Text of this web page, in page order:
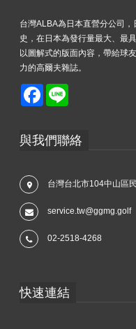
台灣ALBA為日本直營分公司
史，在日本為發行量最大、最
以圖解式的版面內容，帶給球
力的高爾夫雜誌。
Facebook
與我們聯絡
台灣台北市104中山區
service.tw@ggmg.golf
02-2518-4268
快速連結